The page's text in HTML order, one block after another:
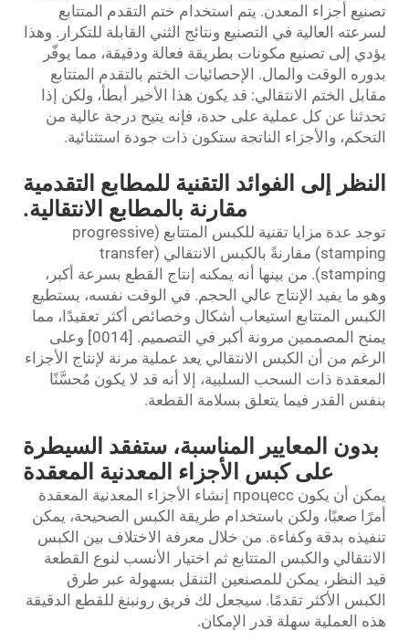
تصنيع أجزاء المعدن. يتم استخدام ختم التقدم المتتابع
لسرعته العالية في التصنيع ونتائج الثني القابلة للتكرار. وهذا
يؤدي إلى تصنيع مكونات بطريقة فعالة ودقيقة، مما يوفّر
بدوره الوقت والمال. الإحصائيات الختم بالتقدم المتتابع
مقابل الختم الانتقالي: قد يكون هذا الأخير أبطأ، ولكن إذا
تحدثنا عن كل عملية على حدة، فإنه يتيح درجة عالية من
التحكم، والأجزاء الناتجة ستكون ذات جودة استثنائية.
النظر إلى الفوائد التقنية للمطابع التقدمية
مقارنة بالمطابع الانتقالية.
توجد عدة مزايا تقنية للكبس المتتابع (progressive
stamping) مقارنةً بالكبس الانتقالي (transfer
stamping). من بينها أنه يمكنه إنتاج القطع بسرعة أكبر،
وهو ما يفيد الإنتاج عالي الحجم. في الوقت نفسه، يستطيع
الكبس المتتابع استيعاب أشكال وخصائص أكثر تعقيدًا، مما
يمنح المصممين مرونة أكبر في التصميم. [0014] وعلى
الرغم من أن الكبس الانتقالي يعد عملية مرنة لإنتاج الأجزاء
المعقدة ذات السحب السلبية، إلا أنه قد لا يكون مُحسَّنًا
بنفس القدر فيما يتعلق بسلامة القطعة.
بدون المعايير المناسبة، ستفقد السيطرة
على كبس الأجزاء المعدنية المعقدة
يمكن أن يكون процесс إنشاء الأجزاء المعدنية المعقدة
أمرًا صعبًا، ولكن باستخدام طريقة الكبس الصحيحة، يمكن
تنفيذه بدقة وكفاءة. من خلال معرفة الاختلاف بين الكبس
الانتقالي والكبس المتتابع ثم اختيار الأنسب لنوع القطعة
قيد النظر، يمكن للمصنعين التنقل بسهولة عبر طرق
الكبس الأكثر تقدمًا. سيجعل لك فريق رونبنغ للقطع الدقيقة
هذه العملية سهلة قدر الإمكان.